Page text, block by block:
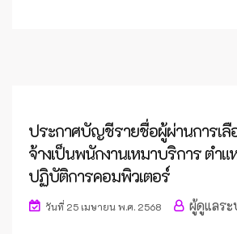
ประกาศบัญชีรายชื่อผู้ผ่านการเลื
จ้างเป็นพนักงานเหมาบริการ ตำแ
ปฏิบัติการคอมพิวเตอร์
วันที่ 25 เมษายน พ.ศ. 2568 ผู้ดูแลร